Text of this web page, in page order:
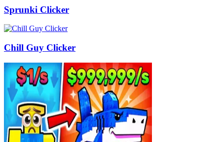
Sprunki Clicker
Chill Guy Clicker